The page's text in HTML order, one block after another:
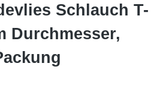
Schlauch T-
Durchmesser,